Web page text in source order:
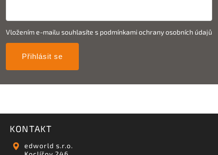
Vložením e-mailu souhlasíte s podmínkami ochrany osobních údajů
Přihlásit se
KONTAKT
edworld s.r.o.